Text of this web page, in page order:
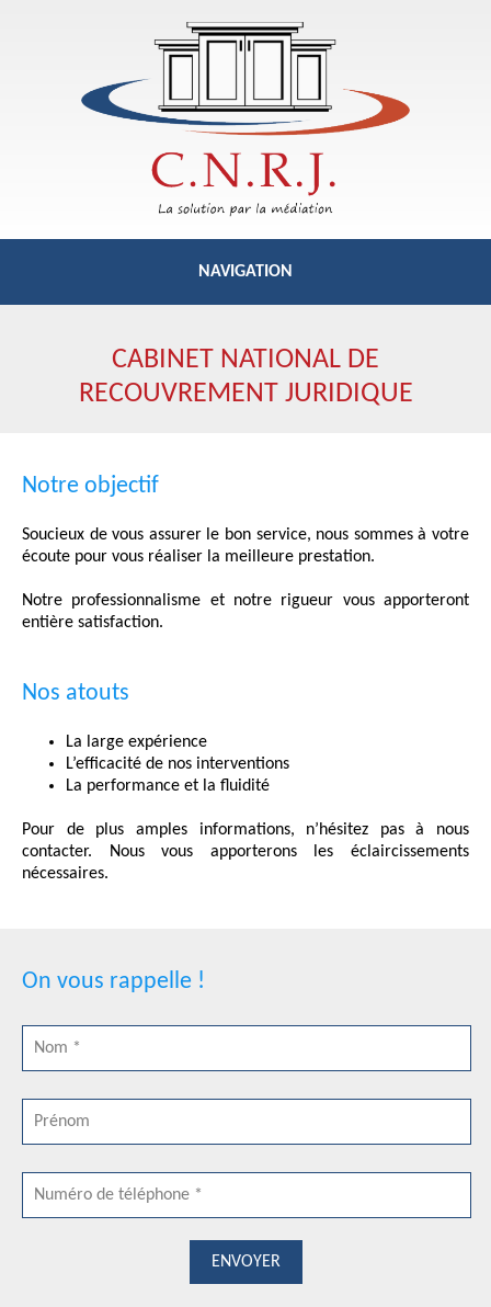
NAVIGATION
RECOUVREMENT AMIABLE
RENSEIGNEMENT COMMERCIAL
CABINET NATIONAL DE
RECOUVREMENT JURIDIQUE
Notre objectif
Soucieux de vous assurer le bon service, nous sommes à votre
écoute pour vous réaliser la meilleure prestation.
Notre professionnalisme et notre rigueur vous apporteront
entière satisfaction.
Nos atouts
La large expérience
L’efficacité de nos interventions
La performance et la fluidité
Pour de plus amples informations, n’hésitez pas à nous
contacter. Nous vous apporterons les éclaircissements
nécessaires.
On vous rappelle !
ENVOYER